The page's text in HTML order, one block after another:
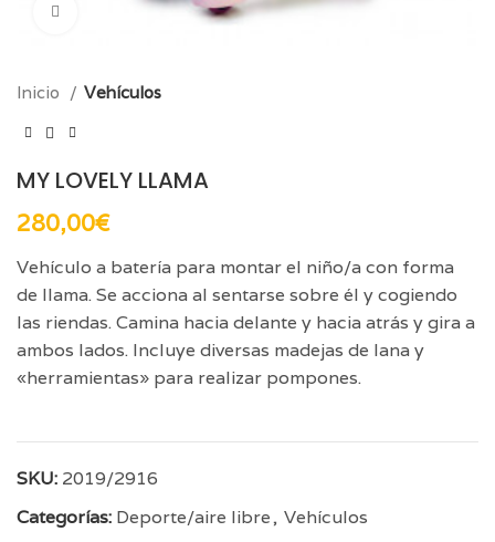
Click para aumentar
Inicio Vehículos
MY LOVELY LLAMA
280,00€
Vehículo a batería para montar el niño/a con forma
de llama. Se acciona al sentarse sobre él y cogiendo
las riendas. Camina hacia delante y hacia atrás y gira a
ambos lados. Incluye diversas madejas de lana y
«herramientas» para realizar pompones.
SKU: 2019/2916
Categorías: Deporte/aire libre, Vehículos